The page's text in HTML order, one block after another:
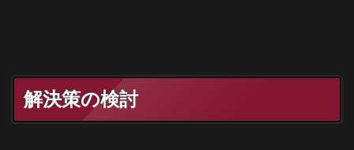
解決策の検討